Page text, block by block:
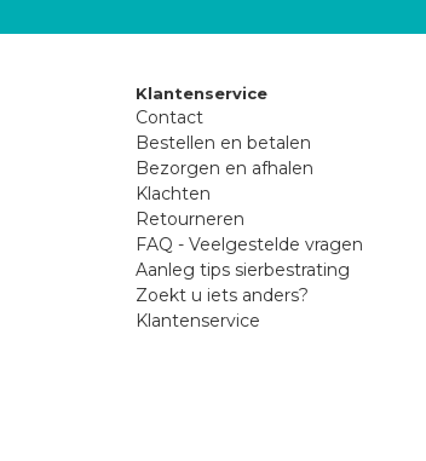
Klantenservice
Contact
Bestellen en betalen
Bezorgen en afhalen
Klachten
Retourneren
FAQ - Veelgestelde vragen
Aanleg tips sierbestrating
Zoekt u iets anders?
Klantenservice